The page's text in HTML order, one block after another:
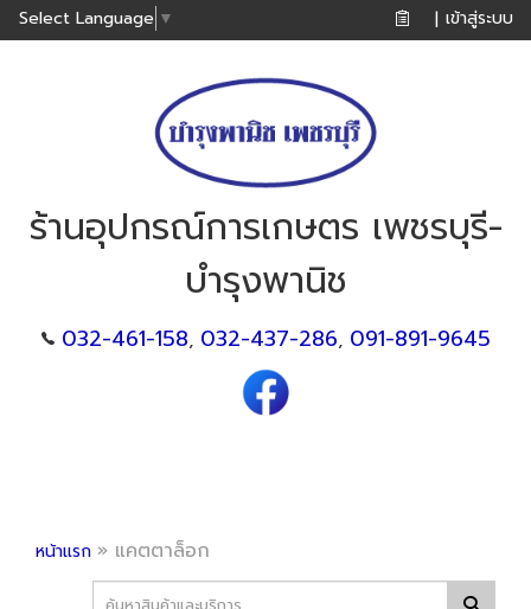
Select Language ▼ | เข้าสู่ระบบ
ร้านอุปกรณ์การเกษตร เพชรบุรี-
บำรุงพานิช
032-461-158, 032-437-286, 091-891-9645
หน้าแรก » แคตตาล็อก